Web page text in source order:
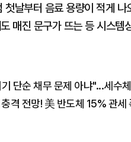
날부터 음료 용량이 적게
매진 문구가 뜨는 등 시스템
단순 채무 문제 아냐"...세수